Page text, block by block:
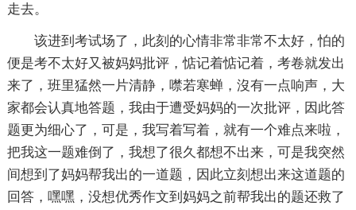
走去。
该进到考试场了，此刻的心情非常非常不太好，怕的
便是考不太好又被妈妈批评，惦记着惦记着，考卷就发出
来了，班里猛然一片清静，噤若寒蝉，沒有一点响声，大
家都会认真地答题，我由于遭受妈妈的一次批评，因此答
题更为细心了，可是，我写着写着，就有一个难点来啦，
把我这一题难倒了，我想了很久都想不出来，可是我突然
间想到了妈妈帮我出的一道题，因此立刻想出来这道题的
回答，嘿嘿，没想优秀作文到妈妈之前帮我出的题还救了